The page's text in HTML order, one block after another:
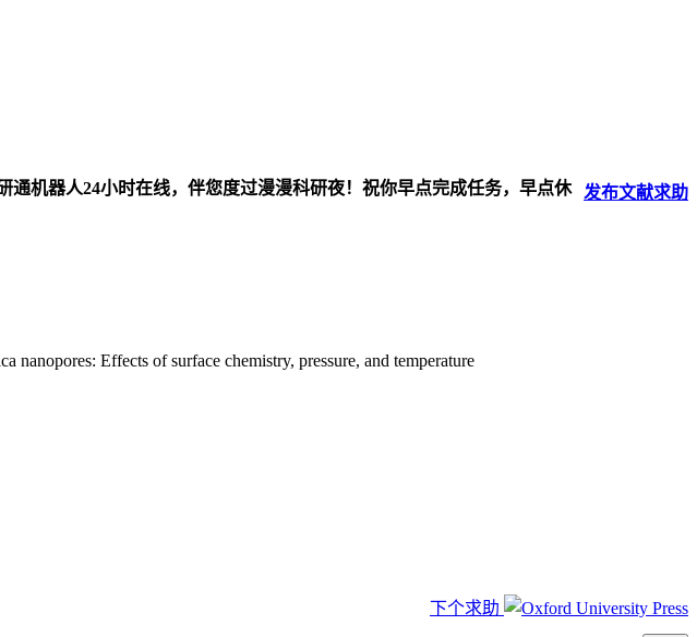
发布文献求助
机器人24小时在线，伴您度过漫漫科研夜！祝你早点完成任务，早点休
Effects of surface chemistry, pressure, and temperature
下个求助